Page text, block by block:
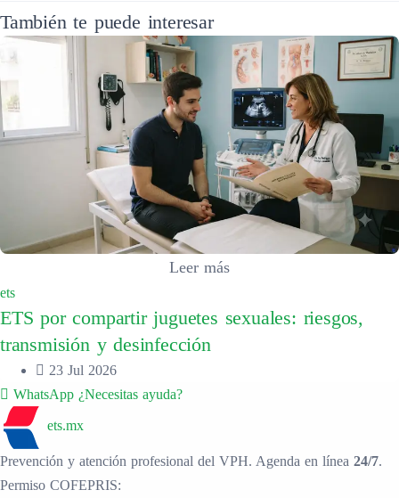
También te puede interesar
Leer más
ets
ETS por compartir juguetes sexuales: riesgos,
transmisión y desinfección
23 Jul 2026
WhatsApp ¿Necesitas ayuda?
ets.mx
Prevención y atención profesional del VPH. Agenda en línea 24/7.
Permiso COFEPRIS: